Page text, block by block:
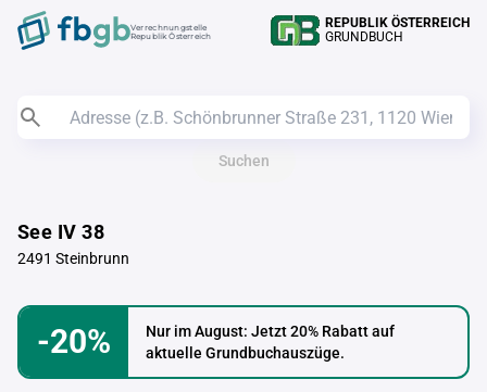
Verrechnungstelle
Republik Österreich
REPUBLIK ÖSTERREICH
GRUNDBUCH
Suchen
See IV 38
2491 Steinbrunn
-20%
Nur im August: Jetzt 20% Rabatt auf
aktuelle Grundbuchauszüge.